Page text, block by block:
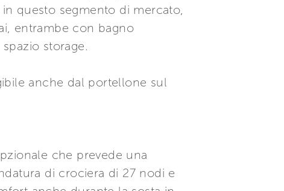
questo segmento di mercato,
entrambe con bagno
storage.
anche dal portellone sul
che prevede una
di crociera di 27 nodi e